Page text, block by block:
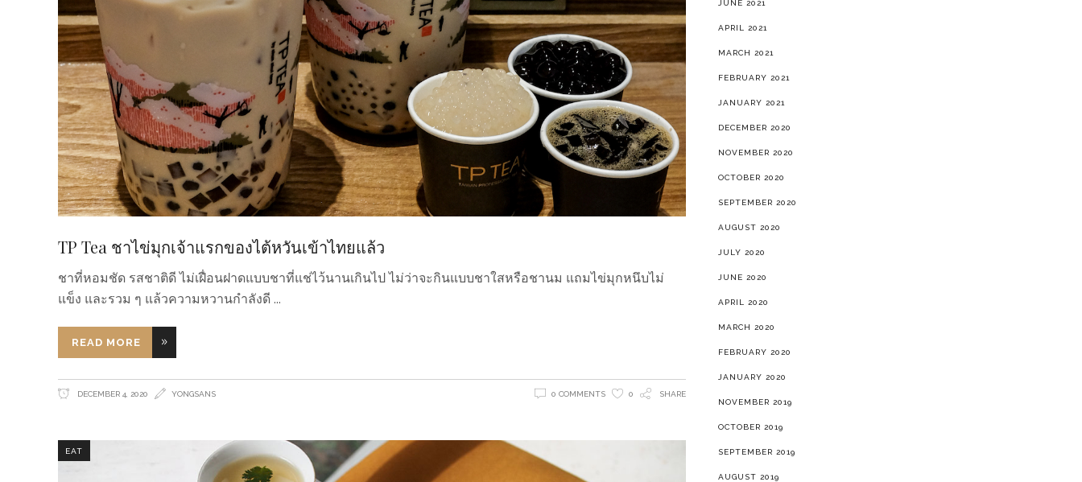
TP Tea ชาไข่มุกเจ้าแรกของไต้หวันเข้าไทยแล้ว
ชาที่หอมชัด รสชาติดี ไม่เฝื่อนฝาดแบบชาที่แช่ไว้นานเกินไป ไม่ว่าจะกินแบบชาใสหรือชานม แถมไข่มุกหนึบไม่
แข็ง และรวม ๆ แล้วความหวานกำลังดี
READ MORE
DECEMBER 4, 2020 YONGSANS 0 COMMENTS 0 SHARE
EAT
JUNE 2021
APRIL 2021
MARCH 2021
FEBRUARY 2021
JANUARY 2021
DECEMBER 2020
NOVEMBER 2020
OCTOBER 2020
SEPTEMBER 2020
AUGUST 2020
JULY 2020
JUNE 2020
APRIL 2020
MARCH 2020
FEBRUARY 2020
JANUARY 2020
NOVEMBER 2019
OCTOBER 2019
SEPTEMBER 2019
AUGUST 2019